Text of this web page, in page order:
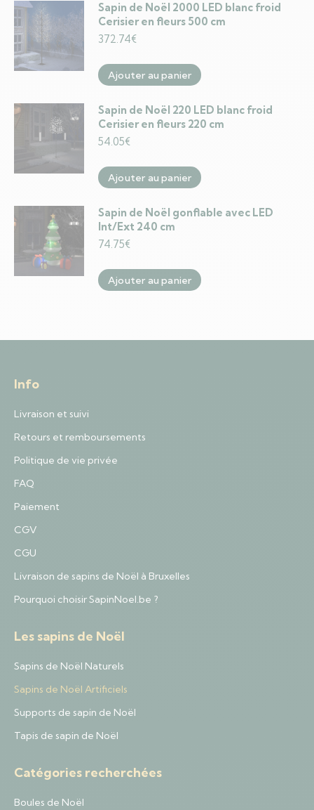
Sapin de Noël 2000 LED blanc froid
Cerisier en fleurs 500 cm
372.74€
Ajouter au panier
Sapin de Noël 220 LED blanc froid
Cerisier en fleurs 220 cm
54.05€
Ajouter au panier
Sapin de Noël gonflable avec LED
Int/Ext 240 cm
74.75€
Ajouter au panier
Info
Livraison et suivi
Retours et remboursements
Politique de vie privée
FAQ
Paiement
CGV
CGU
Livraison de sapins de Noël à Bruxelles
Pourquoi choisir SapinNoel.be ?
Les sapins de Noël
Sapins de Noël Naturels
Sapins de Noël Artificiels
Supports de sapin de Noël
Tapis de sapin de Noël
Catégories recherchées
Boules de Noël